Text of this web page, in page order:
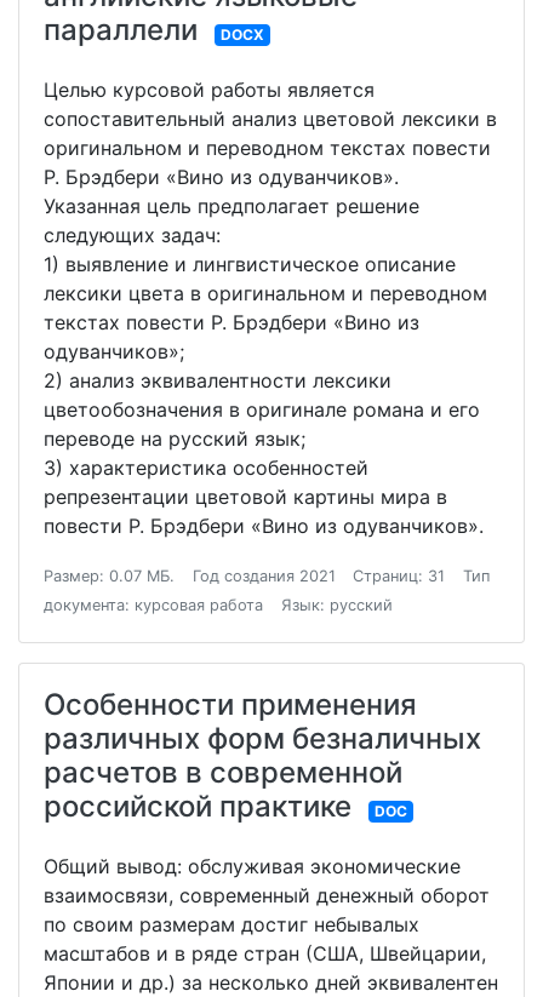
параллели
DOCX
Целью курсовой работы является
сопоставительный анализ цветовой лексики в
оригинальном и переводном текстах повести
Р. Брэдбери «Вино из одуванчиков».
Указанная цель предполагает решение
следующих задач:
1) выявление и лингвистическое описание
лексики цвета в оригинальном и переводном
текстах повести Р. Брэдбери «Вино из
одуванчиков»;
2) анализ эквивалентности лексики
цветообозначения в оригинале романа и его
переводе на русский язык;
3) характеристика особенностей
репрезентации цветовой картины мира в
повести Р. Брэдбери «Вино из одуванчиков».
Размер: 0.07 МБ. Год создания 2021 Страниц: 31
Тип
документа: курсовая работа
Язык: русский
Особенности применения
различных форм безналичных
расчетов в современной
российской практике
DOC
Общий вывод: обслуживая экономические
взаимосвязи, современный денежный оборот
по своим размерам достиг небывалых
масштабов и в ряде стран (США, Швейцарии,
Японии и др.) за несколько дней эквивалентен